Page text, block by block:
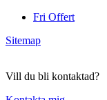
Fri Offert
Sitemap
Vill du bli kontaktad?